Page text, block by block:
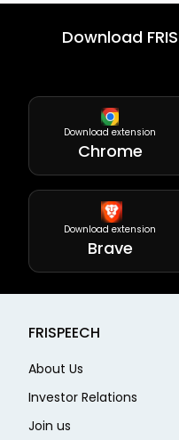
Download
Download extension
Chrome
Download extension
Brave
FRISPEECH
About Us
Investor Relations
Join us